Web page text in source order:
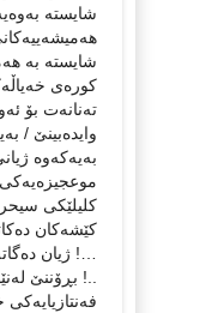
شایستە
شایستە بە
کورەی
تەنانەت بۆ
وایدەبینێ /
بەیەکەوە
موعجیزەیەکی
کلیلێکی
کێشەکان
…! ژیان
..! بڕۆننێ